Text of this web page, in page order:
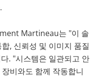
Martineau는 "이 솔
, 신뢰성 및 이미지 품질
. "시스템은 일관되고 안
비와도 함께 작동합니